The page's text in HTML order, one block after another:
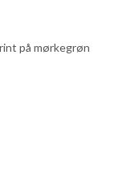
på mørkegrøn